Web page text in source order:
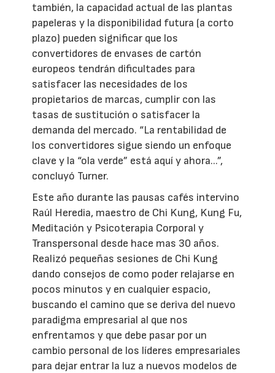
también, la capacidad actual de las plantas
papeleras y la disponibilidad futura (a corto
plazo) pueden significar que los
convertidores de envases de cartón
europeos tendrán dificultades para
satisfacer las necesidades de los
propietarios de marcas, cumplir con las
tasas de sustitución o satisfacer la
demanda del mercado. “La rentabilidad de
los convertidores sigue siendo un enfoque
clave y la “ola verde” está aquí y ahora...”,
concluyó Turner.
Este año durante las pausas cafés intervino
Raúl Heredia, maestro de Chi Kung, Kung Fu,
Meditación y Psicoterapia Corporal y
Transpersonal desde hace mas 30 años.
Realizó pequeñas sesiones de Chi Kung
dando consejos de como poder relajarse en
pocos minutos y en cualquier espacio,
buscando el camino que se deriva del nuevo
paradigma empresarial al que nos
enfrentamos y que debe pasar por un
cambio personal de los líderes empresariales
para dejar entrar la luz a nuevos modelos de